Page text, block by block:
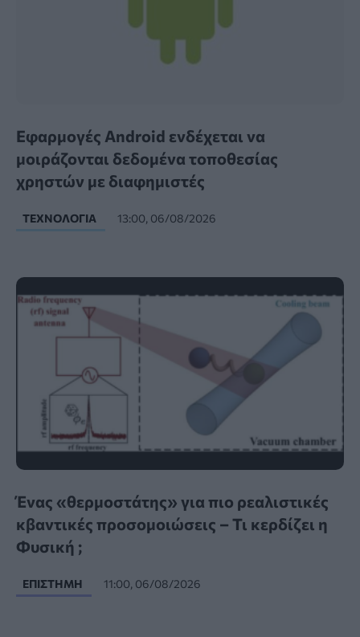
Εφαρμογές Android ενδέχεται να
μοιράζονται δεδομένα τοποθεσίας
χρηστών με διαφημιστές
ΤΕΧΝΟΛΟΓΊΑ 13:00, 06/08/2026
Ένας «θερμοστάτης» για πιο ρεαλιστικές
κβαντικές προσομοιώσεις – Τι κερδίζει η
Φυσική ;
ΕΠΙΣΤΉΜΗ 11:00, 06/08/2026